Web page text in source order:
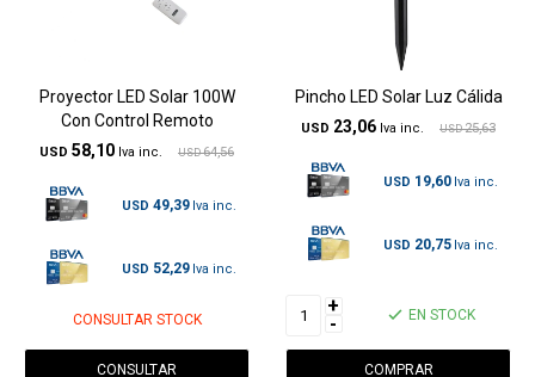
Proyector LED Solar 100W
Con Control Remoto
USD 58,10 USD 64,56
USD 49,39
USD 52,29
CONSULTAR STOCK
CONSULTAR
Pincho LED Solar Luz Cálida
USD 23,06 USD 25,63
USD 19,60
USD 20,75
+
- EN STOCK